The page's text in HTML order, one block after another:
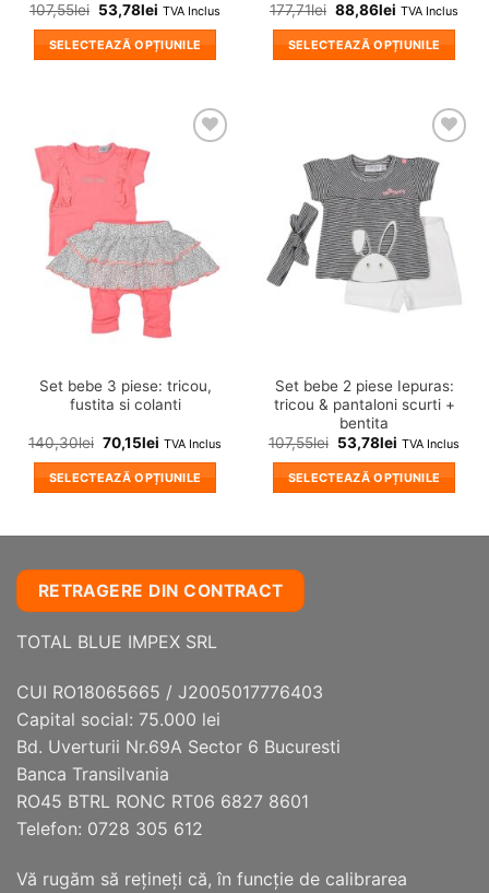
107,55lei 53,78lei TVA Inclus
SELECTEAZĂ OPȚIUNILE
multe
variații.
Opțiunile
pot
fi
alese
în
pagina
177,71lei 88,86lei TVA Inclus
SELECTEAZĂ OPȚIUNILE
multe
variații.
Opțiunile
pot
fi
alese
Set bebe 3 piese: tricou,
fustita si colanti
140,30lei 70,15lei TVA Inclus
SELECTEAZĂ OPȚIUNILE
mai
multe
variații.
Opțiunile
fi
alese
pagina
produsului.
❤
Adauga
in
wishlist!
Set bebe 2 piese Iepuras:
tricou & pantaloni scurti +
bentita
107,55lei 53,78lei TVA Inclus
SELECTEAZĂ OPȚIUNILE
RETRAGERE DIN CONTRACT
TOTAL BLUE IMPEX SRL
CUI RO18065665 / J2005017776403
Capital social: 75.000 lei
Bd. Uverturii Nr.69A Sector 6 Bucuresti
Banca Transilvania
RO45 BTRL RONC RT06 6827 8601
Telefon: 0728 305 612
Vă rugăm să reţineţi că, în funcţie de calibrarea